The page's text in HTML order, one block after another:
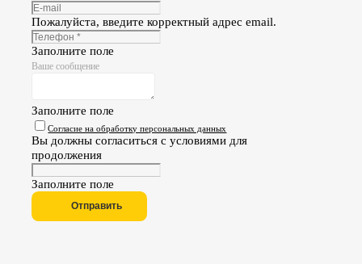
Пожалуйста, введите корректный адрес email.
Заполните поле
Ваше сообщение
Заполните поле
Согласие на обработку персональных данных
Вы должны согласиться с условиями для
продолжения
Заполните поле
Отправить